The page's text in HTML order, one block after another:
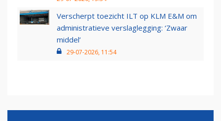
Verscherpt toezicht ILT op KLM E&M om
administratieve verslaglegging: ‘Zwaar
middel’
29-07-2026, 11:54